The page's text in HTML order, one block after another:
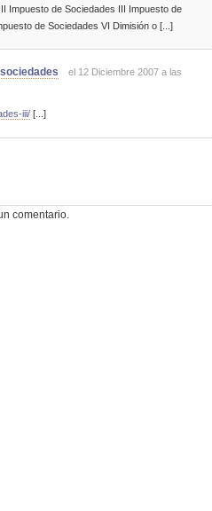
Impuesto de Sociedades III Impuesto de
de Sociedades VI Dimisión o [...]
el 12 Diciembre 2007 a las
iii/[...]
comentario.